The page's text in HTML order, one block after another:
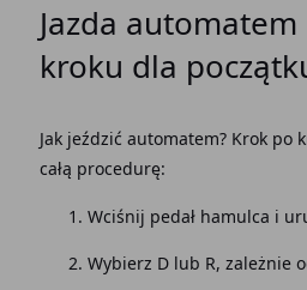
Jazda automatem
kroku dla
Jak jeździć automatem? Krok po
całą procedurę:
Wciśnij pedał hamulca i
Wybierz D lub R, zależnie